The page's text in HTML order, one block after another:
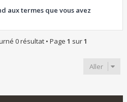
aux termes que vous avez
0 résultat • Page 1 sur1
Aller